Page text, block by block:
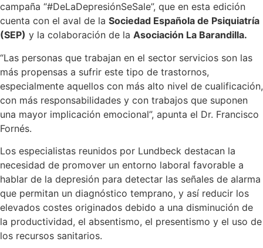
campaña “#DeLaDepresiónSeSale”, que en esta edición
cuenta con el aval de la Sociedad Española de Psiquiatría
(SEP) y la colaboración de la Asociación La Barandilla.
“Las personas que trabajan en el sector servicios son las
más propensas a sufrir este tipo de trastornos,
especialmente aquellos con más alto nivel de cualificación,
con más responsabilidades y con trabajos que suponen
una mayor implicación emocional”, apunta el Dr. Francisco
Fornés.
Los especialistas reunidos por Lundbeck destacan la
necesidad de promover un entorno laboral favorable a
hablar de la depresión para detectar las señales de alarma
que permitan un diagnóstico temprano, y así reducir los
elevados costes originados debido a una disminución de
la productividad, el absentismo, el presentismo y el uso de
los recursos sanitarios.